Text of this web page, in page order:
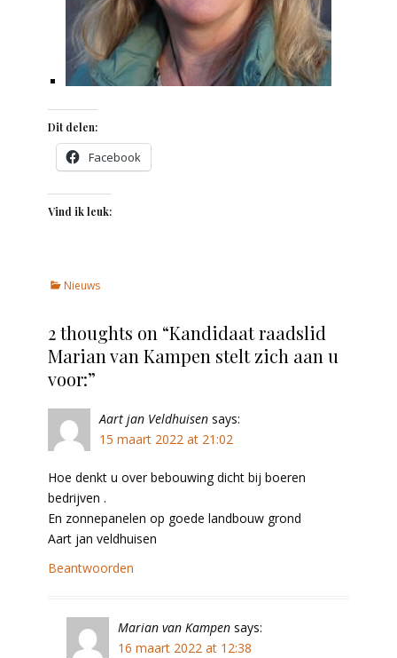
Dit delen:
Facebook
Vind ik leuk:
Categories
Nieuws
2 thoughts on “Kandidaat raadslid
Marian van Kampen stelt zich aan u
voor:”
Aart jan Veldhuisen says:
15 maart 2022 at 21:02
Hoe denkt u over bebouwing dicht bij boeren
bedrijven .
En zonnepanelen op goede landbouw grond
Aart jan veldhuisen
Beantwoorden
Marian van Kampen says:
16 maart 2022 at 12:38